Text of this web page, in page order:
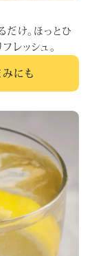
け。ほっとひ
レッシュ。
にも